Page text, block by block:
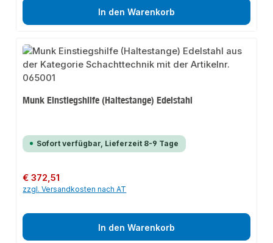
In den Warenkorb
Munk Einstiegshilfe (Haltestange) Edelstahl
Sofort verfügbar, Lieferzeit 8-9 Tage
Regulärer Preis:
€ 372,51
zzgl. Versandkosten nach AT
In den Warenkorb